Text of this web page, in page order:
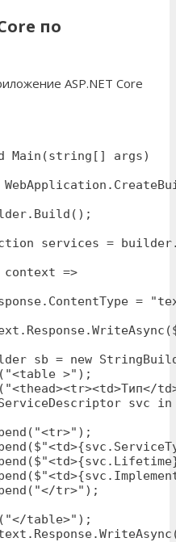
по
ASP.NET Core
Main(string[] args)
services =
context =>
=
sb = new
>");
svc in
tr>");
table>");